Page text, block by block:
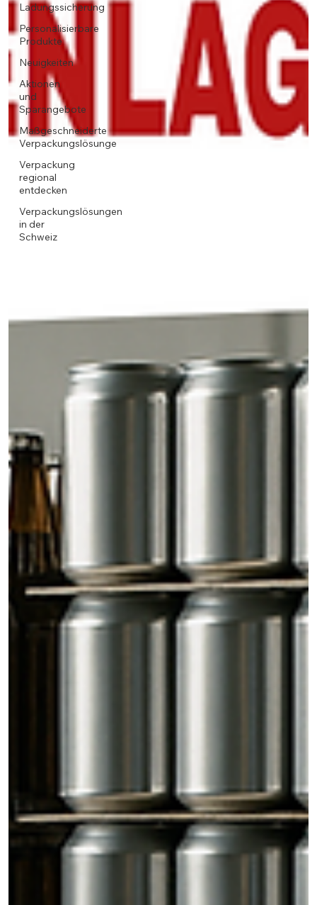
Ladungssicherung
Personalisierbare
Produkte
Neuigkeiten
Aktionen
und
Sparangebote
Maßgeschneiderte
Verpackungslösunge
Verpackung
regional
entdecken
Verpackungslösungen
in der
Schweiz